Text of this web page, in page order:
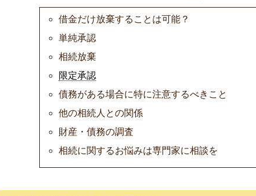
借金だけ放棄することは可能？
単純承認
相続放棄
限定承認
債務がある場合に特に注意するべきこと
他の相続人との関係
財産・債務の調査
相続に関するお悩みは専門家に相談を